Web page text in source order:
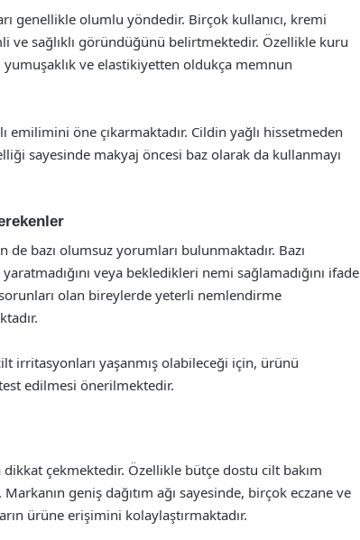
genellikle olumlu yöndedir. Birçok kullanıcı, kremi
ve sağlıklı göründüğünü belirtmektedir. Özellikle kuru
ve elastikiyetten oldukça memnun
emilimini öne çıkarmaktadır. Cildin yağlı hissetmeden
sayesinde makyaj öncesi baz olarak da kullanmayı
bazı olumsuz yorumları bulunmaktadır. Bazı
veya bekledikleri nemi sağlamadığını ifade
olan bireylerde yeterli nemlendirme
irritasyonları yaşanmış olabileceği için, ürünü
edilmesi önerilmektedir.
çekmektedir. Özellikle bütçe dostu cilt bakım
geniş dağıtım ağı sayesinde, birçok eczane ve
ürüne erişimini kolaylaştırmaktadır.